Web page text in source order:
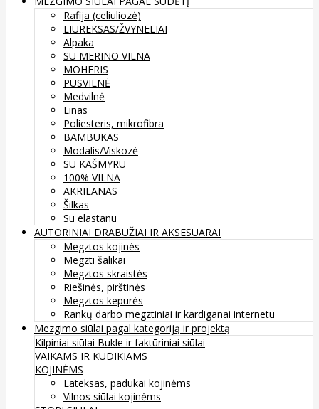
Rafija (celiuliozė)
LIUREKSAS/ŽVYNELIAI
Alpaka
SU MERINO VILNA
MOHERIS
PUSVILNĖ
Medvilnė
Linas
Poliesteris, mikrofibra
BAMBUKAS
Modalis/Viskozė
SU KAŠMYRU
100% VILNA
AKRILANAS
Šilkas
Su elastanu
AUTORINIAI DRABUŽIAI IR AKSESUARAI
Megztos kojinės
Megzti šalikai
Megztos skraistės
Riešinės, pirštinės
Megztos kepurės
Rankų darbo megztiniai ir kardiganai internetu
Mezgimo siūlai pagal kategoriją ir projektą
Kilpiniai siūlai Bukle ir faktūriniai siūlai
VAIKAMS IR KŪDIKIAMS
KOJINĖMS
Lateksas, padukai kojinėms
Vilnos siūlai kojinėms